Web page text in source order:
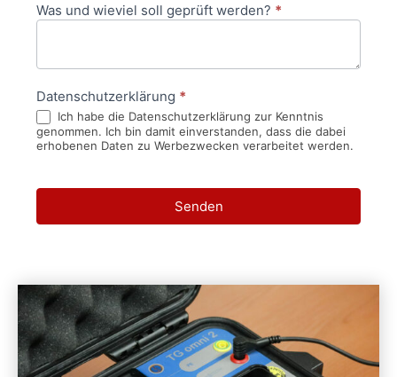
Was und wieviel soll geprüft werden? *
Datenschutzerklärung *
Ich habe die Datenschutzerklärung zur Kenntnis
genommen. Ich bin damit einverstanden, dass die dabei
erhobenen Daten zu Werbezwecken verarbeitet werden.
Senden